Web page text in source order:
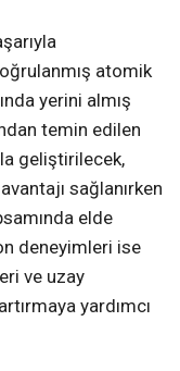
atomik
yerini almış
temin edilen
geliştirilecek,
sağlanırken
elde
deneyimleri ise
ve uzay
yardımcı